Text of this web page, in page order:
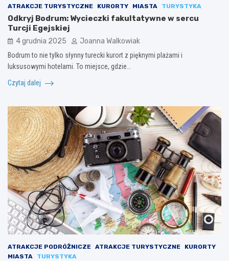
ATRAKCJE TURYSTYCZNE KURORTY MIASTA TURYSTYKA
Odkryj Bodrum: Wycieczki fakultatywne w sercu
Turcji Egejskiej
4 grudnia 2025 Joanna Walkowiak
Bodrum to nie tylko słynny turecki kurort z pięknymi plażami i
luksusowymi hotelami. To miejsce, gdzie…
Czytaj dalej
ATRAKCJE PODRÓŻNICZE ATRAKCJE TURYSTYCZNE
KURORTY
MIASTA
TURYSTYKA